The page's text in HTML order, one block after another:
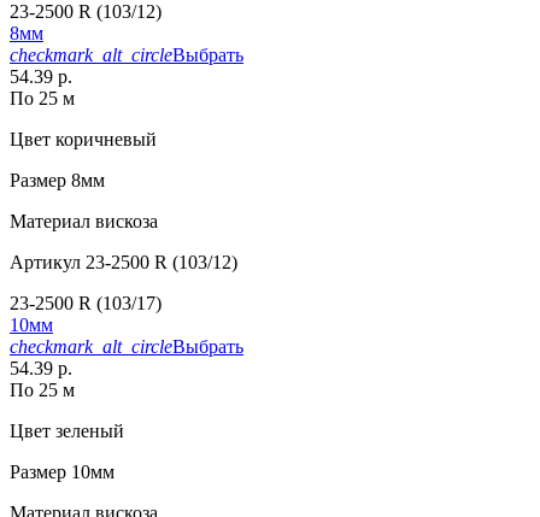
23-2500 R (103/12)
8мм
checkmark_alt_circleВыбрать
54.39 р.
По 25 м
Цвет коричневый
Размер 8мм
Материал вискоза
Артикул 23-2500 R (103/12)
23-2500 R (103/17)
10мм
checkmark_alt_circleВыбрать
54.39 р.
По 25 м
Цвет зеленый
Размер 10мм
Материал вискоза